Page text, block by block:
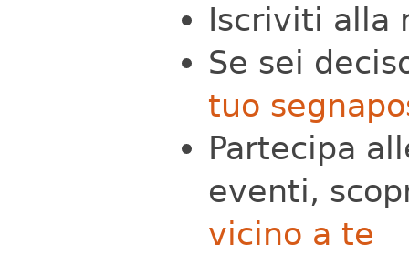
Iscriviti alla
Se sei
tuo
Partecipa
eventi,
vicino a te